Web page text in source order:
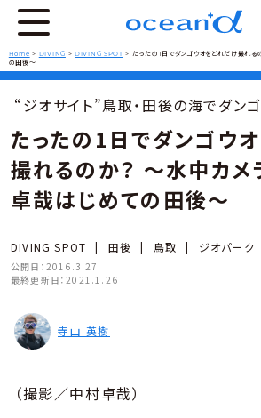
Home > DIVING >DIVING SPOT > たったの1日でダンゴウオをどれだけ撮れる
の田後～
“ジオサイト”鳥取・田後の海でダン
たったの1日でダンゴウ
撮れるのか？ ～水中カメ
卓哉はじめての田後～
DIVING SPOT | 田後 | 鳥取 | ジオパーク
公開日： 2016.3.27
最終更新日： 2021.1.26
寺山 英樹
（撮影／中村卓哉）